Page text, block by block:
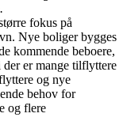
fokus på
Nye boliger bygges
kommende beboere,
er mange tilflyttere
og nye
behov for
og flere